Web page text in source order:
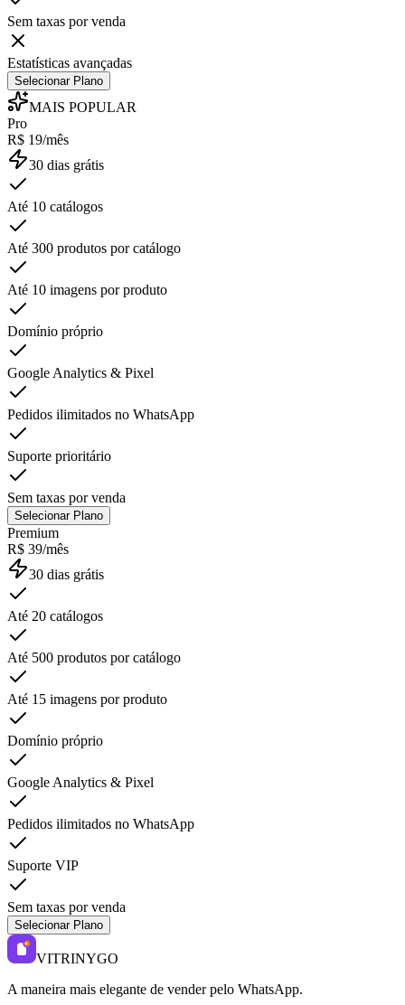
Sem taxas por venda
Estatísticas avançadas
Selecionar Plano
MAIS POPULAR
Pro
R$ 19/mês
30 dias grátis
Até 10 catálogos
Até 300 produtos por catálogo
Até 10 imagens por produto
Domínio próprio
Google Analytics & Pixel
Pedidos ilimitados no WhatsApp
Suporte prioritário
Sem taxas por venda
Selecionar Plano
Premium
R$ 39/mês
30 dias grátis
Até 20 catálogos
Até 500 produtos por catálogo
Até 15 imagens por produto
Domínio próprio
Google Analytics & Pixel
Pedidos ilimitados no WhatsApp
Suporte VIP
Sem taxas por venda
Selecionar Plano
VITRINYGO
A maneira mais elegante de vender pelo WhatsApp.